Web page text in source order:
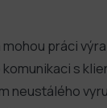
práci
s
neustálého